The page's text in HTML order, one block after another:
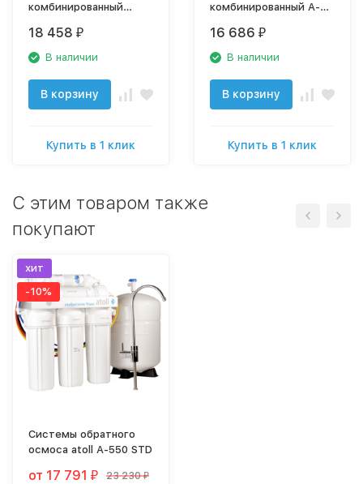
комбинированный
18 458 ₽
В наличии
В корзину
Купить в 1 клик
комбинированный A-
медь
16 686 ₽
В наличии
В корзину
Купить в 1 клик
C этим товаром также
покупают
хит
-10%
Системы обратного
осмоса atoll A-550 STD
от 17 791 ₽ 23 230 ₽